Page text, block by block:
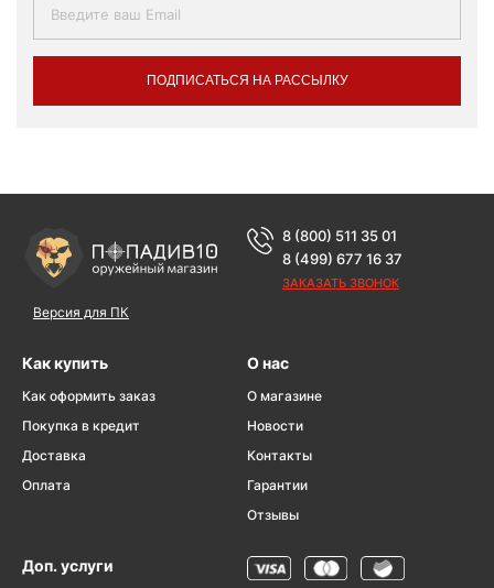
ПОДПИСАТЬСЯ НА РАССЫЛКУ
Версия для ПК
8 (800) 511 35 01
8 (499) 677 16 37
ЗАКАЗАТЬ ЗВОНОК
Как купить
Как оформить заказ
Покупка в кредит
Доставка
Оплата
О нас
О магазине
Новости
Контакты
Гарантии
Отзывы
Доп. услуги